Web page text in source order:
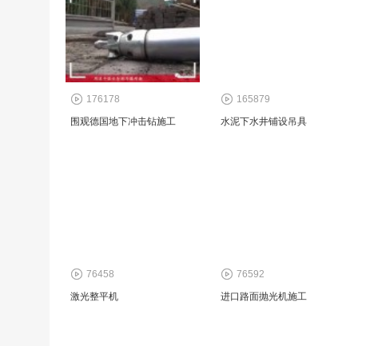
176178
围观德国地下冲击钻施工
165879
水泥下水井铺设吊具
76458
激光整平机
76592
进口路面抛光机施工